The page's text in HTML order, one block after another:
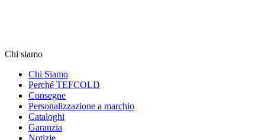
Chi siamo
Chi Siamo
Perché TEFCOLD
Consegne
Personalizzazione a marchio
Cataloghi
Garanzia